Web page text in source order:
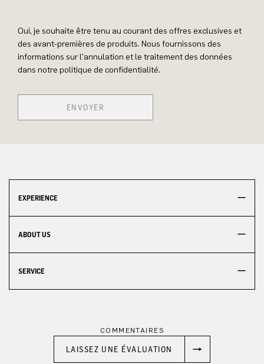
Oui, je souhaite être tenu au courant des offres exclusives et
des avant-premières de produits. Nous fournissons des
informations sur l'annulation et le traitement des données
dans notre politique de confidentialité.
ENVOYER
EXPERIENCE
ABOUT US
SERVICE
COMMENTAIRES
LAISSEZ UNE ÉVALUATION